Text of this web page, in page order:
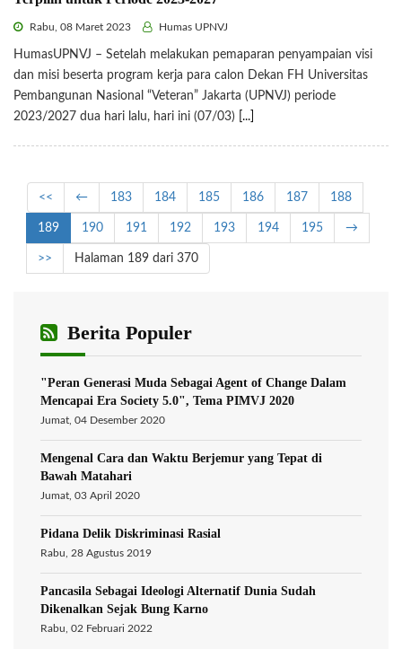
Rabu, 08 Maret 2023 Humas UPNVJ
HumasUPNVJ – Setelah melakukan pemaparan penyampaian visi
dan misi beserta program kerja para calon Dekan FH Universitas
Pembangunan Nasional “Veteran” Jakarta (UPNVJ) periode
2023/2027 dua hari lalu, hari ini (07/03)
[...]
<< ← 183 184 185 186 187 188
189 190 191 192 193 194 195 →
>> Halaman 189 dari 370
Berita Populer
"Peran Generasi Muda Sebagai Agent of Change Dalam
Mencapai Era Society 5.0", Tema PIMVJ 2020
Jumat, 04 Desember 2020
Mengenal Cara dan Waktu Berjemur yang Tepat di
Bawah Matahari
Jumat, 03 April 2020
Pidana Delik Diskriminasi Rasial
Rabu, 28 Agustus 2019
Pancasila Sebagai Ideologi Alternatif Dunia Sudah
Dikenalkan Sejak Bung Karno
Rabu, 02 Februari 2022